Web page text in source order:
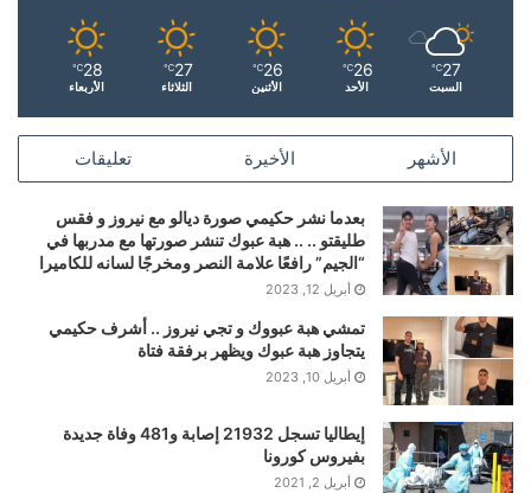
27
℃
السبت
26
℃
الأحد
26
℃
الأثنين
27
℃
الثلاثاء
28
℃
الأربعاء
الأشهر الأخيرة تعليقات
بعدما نشر حكيمي صورة ديالو مع نيروز و فقس
طليقتو .. .. هبة عبوك تنشر صورتها مع مدربها في
“الجيم” رافعًا علامة النصر ومخرجًا لسانه للكاميرا
أبريل 12, 2023
تمشي هبة عبووك و تجي نيروز .. أشرف حكيمي
يتجاوز هبة عبوك ويظهر برفقة فتاة
أبريل 10, 2023
إيطاليا تسجل 21932 إصابة و481 وفاة جديدة
بفيروس كورونا
أبريل 2, 2021